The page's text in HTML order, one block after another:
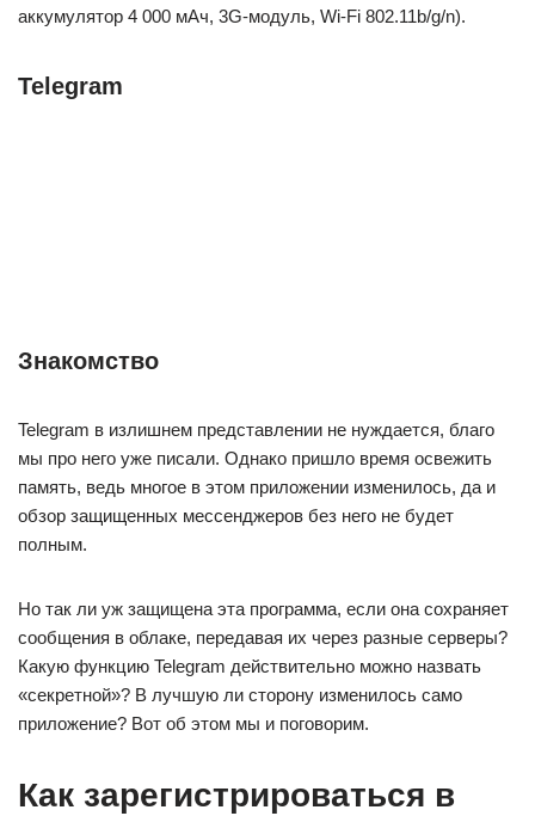
аккумулятор 4 000 мАч, 3G-модуль, Wi-Fi 802.11b/g/n).
Telegram
Знакомство
Telegram в излишнем представлении не нуждается, благо
мы про него уже писали. Однако пришло время освежить
память, ведь многое в этом приложении изменилось, да и
обзор защищенных мессенджеров без него не будет
полным.
Но так ли уж защищена эта программа, если она сохраняет
сообщения в облаке, передавая их через разные серверы?
Какую функцию Telegram действительно можно назвать
«секретной»? В лучшую ли сторону изменилось само
приложение? Вот об этом мы и поговорим.
Как зарегистрироваться в